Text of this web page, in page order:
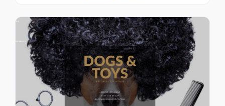
Pfotenpflege Hochwertige Pflegeprodukte